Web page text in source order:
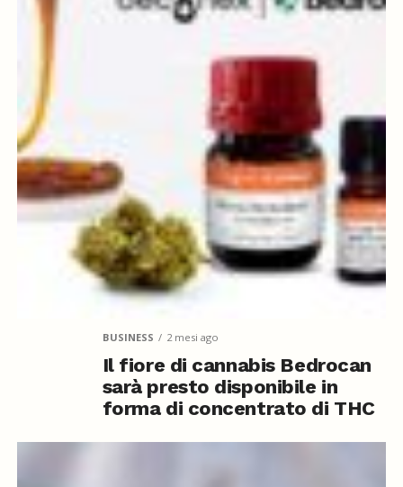
BUSINESS 2 mesi ago
Il fiore di cannabis Bedrocan
sarà presto disponibile in
forma di concentrato di THC